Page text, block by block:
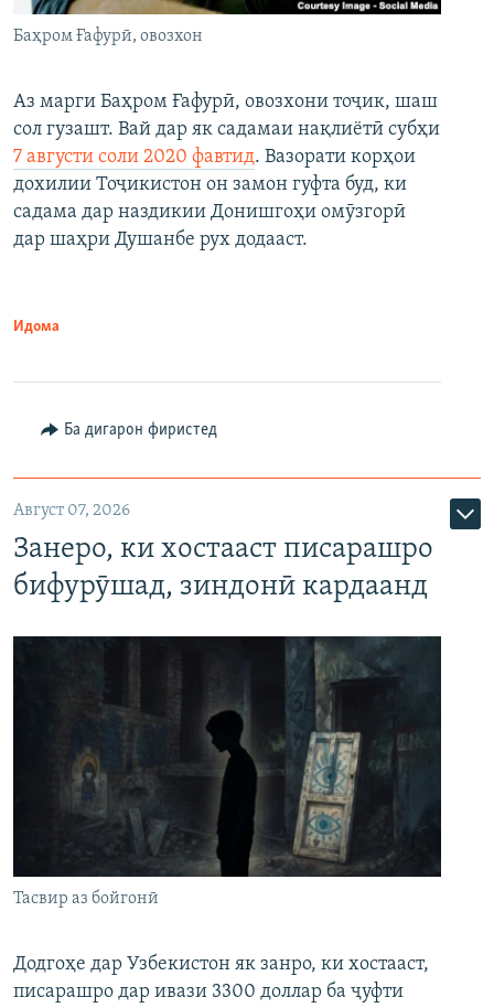
Баҳром Ғафурӣ, овозхон
Аз марги Баҳром Ғафурӣ, овозхони тоҷик, шаш
сол гузашт. Вай дар як садамаи нақлиётӣ субҳи
7 августи соли 2020 фавтид. Вазорати корҳои
дохилии Тоҷикистон он замон гуфта буд, ки
садама дар наздикии Донишгоҳи омӯзгорӣ
дар шаҳри Душанбе рух додааст.
Идома
Ба дигарон фиристед
Август 07, 2026
Занеро, ки хостааст писарашро
бифурӯшад, зиндонӣ кардаанд
Тасвир аз бойгонӣ
Додгоҳе дар Узбекистон як занро, ки хостааст,
писарашро дар ивази 3300 доллар ба ҷуфти